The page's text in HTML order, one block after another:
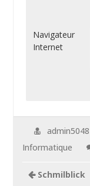
Navigateur
Internet
admin5048
Informatique
Schmilblick